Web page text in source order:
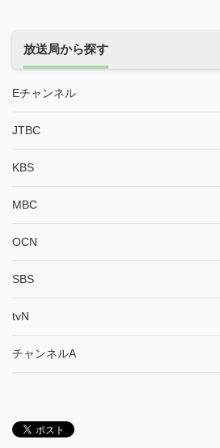
放送局から探す
Eチャンネル
JTBC
KBS
MBC
OCN
SBS
tvN
チャンネルA